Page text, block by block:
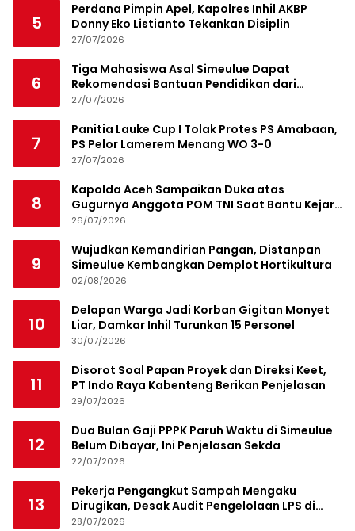
5
Perdana Pimpin Apel, Kapolres Inhil AKBP
Donny Eko Listianto Tekankan Disiplin
27/07/2026
6
Tiga Mahasiswa Asal Simeulue Dapat
Rekomendasi Bantuan Pendidikan dari
Jamaluddin Idham
27/07/2026
7
Panitia Lauke Cup I Tolak Protes PS Amabaan,
PS Pelor Lamerem Menang WO 3-0
27/07/2026
8
Kapolda Aceh Sampaikan Duka atas
Gugurnya Anggota POM TNI Saat Bantu Kejar
Bandar Narkoba
26/07/2026
9
Wujudkan Kemandirian Pangan, Distanpan
Simeulue Kembangkan Demplot Hortikultura
02/08/2026
10
Delapan Warga Jadi Korban Gigitan Monyet
Liar, Damkar Inhil Turunkan 15 Personel
30/07/2026
11
Disorot Soal Papan Proyek dan Direksi Keet,
PT Indo Raya Kabenteng Berikan Penjelasan
29/07/2026
12
Dua Bulan Gaji PPPK Paruh Waktu di Simeulue
Belum Dibayar, Ini Penjelasan Sekda
22/07/2026
13
Pekerja Pengangkut Sampah Mengaku
Dirugikan, Desak Audit Pengelolaan LPS di
Pekanbaru
28/07/2026